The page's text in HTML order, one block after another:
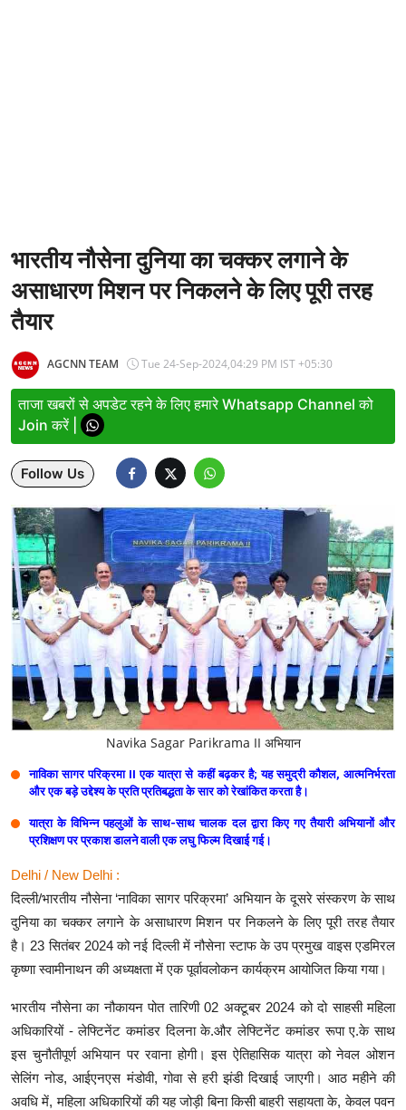
Business
Relationship
Education
Defence & Security
Environment
Lifestyle
Health
Development
Career
Literature
Tour & Travel
History Speaks
About Us
भारतीय नौसेना दुनिया का चक्कर लगाने के
असाधारण मिशन पर निकलने के लिए पूरी तरह
तैयार
AGCNN TEAM Tue 24-Sep-2024,04:29 PM IST +05:30
ताजा खबरों से अपडेट रहने के लिए हमारे Whatsapp Channel को
Join करें |
Follow Us
Navika Sagar Parikrama II अभियान
नाविका सागर परिक्रमा II एक यात्रा से कहीं बढ़कर है; यह समुद्री कौशल, आत्मनिर्भरता
और एक बड़े उद्देश्य के प्रति प्रतिबद्धता के सार को रेखांकित करता है।
यात्रा के विभिन्न पहलुओं के साथ-साथ चालक दल द्वारा किए गए तैयारी अभियानों और
प्रशिक्षण पर प्रकाश डालने वाली एक लघु फिल्म दिखाई गई।
Delhi / New Delhi :
दिल्ली/भारतीय नौसेना ‘नाविका सागर परिक्रमा’ अभियान के दूसरे संस्करण के साथ
दुनिया का चक्कर लगाने के असाधारण मिशन पर निकलने के लिए पूरी तरह तैयार
है। 23 सितंबर 2024 को नई दिल्ली में नौसेना स्टाफ के उप प्रमुख वाइस एडमिरल
कृष्णा स्वामीनाथन की अध्यक्षता में एक पूर्वावलोकन कार्यक्रम आयोजित किया गया।
भारतीय नौसेना का नौकायन पोत तारिणी 02 अक्टूबर 2024 को दो साहसी महिला
अधिकारियों - लेफ्टिनेंट कमांडर दिलना के.और लेफ्टिनेंट कमांडर रूपा ए.के साथ
इस चुनौतीपूर्ण अभियान पर रवाना होगी। इस ऐतिहासिक यात्रा को नेवल ओशन
सेलिंग नोड, आईएनएस मंडोवी, गोवा से हरी झंडी दिखाई जाएगी। आठ महीने की
अवधि में, महिला अधिकारियों की यह जोड़ी बिना किसी बाहरी सहायता के, केवल पवन